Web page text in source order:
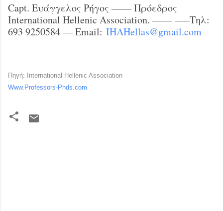
Capt. Ευάγγελος Ρήγος —— Πρόεδρος
International Hellenic Association. —— —–Τηλ:
693 9250584 — Email: IHAHellas@gmail.com
Πηγή: International Hellenic Association
Www.Professors-Phds.com